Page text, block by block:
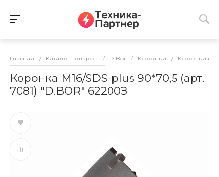
Главная / Каталог товаров / D.Bor / Коронки / Коронки по
Коронка М16/SDS-plus 90*70,5 (арт.
7081) "D.BOR" 62200З